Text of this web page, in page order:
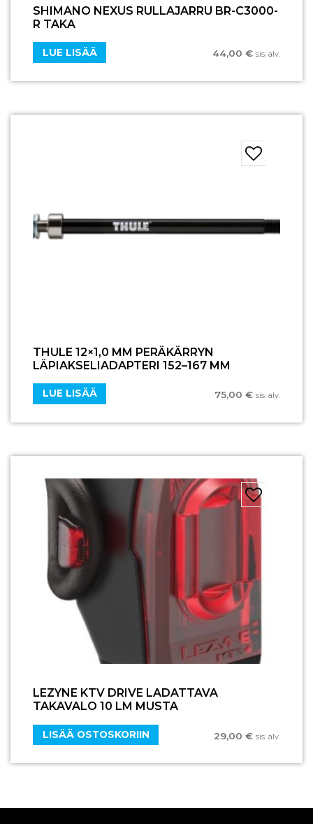
SHIMANO NEXUS RULLAJARRU BR-C3000-
R TAKA
44,00 € sis. alv.
LUE LISÄÄ
THULE 12×1,0 MM PERÄKÄRRYN
LÄPIAKSELIADAPTERI 152–167 MM
75,00 € sis. alv.
LUE LISÄÄ
LEZYNE KTV DRIVE LADATTAVA
TAKAVALO 10 LM MUSTA
29,00 € sis. alv.
LISÄÄ OSTOSKORIIN